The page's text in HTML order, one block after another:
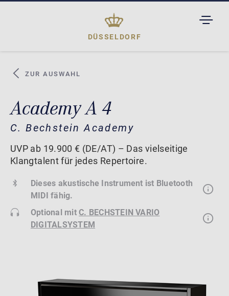
DÜSSELDORF
ZUR AUSWAHL
Academy A 4
C. Bechstein Academy
UVP ab 19.900 € (DE/AT) – Das vielseitige
Klangtalent für jedes Repertoire.
Dieses akustische Instrument ist Bluetooth
MIDI fähig.
Optional mitC. BECHSTEIN VARIO
DIGITALSYSTEM